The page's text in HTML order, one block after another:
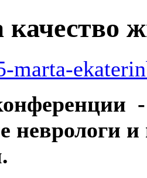
качество
marta-
-
неврологи